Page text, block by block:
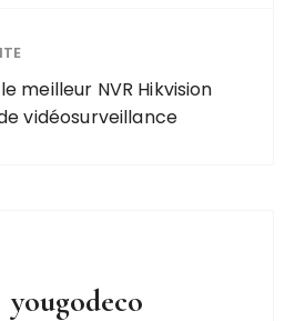
meilleur NVR Hikvision
vidéosurveillance
yougodeco